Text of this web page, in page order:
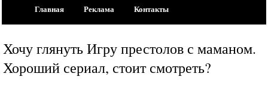
Главная Реклама Контакты
Хочу глянуть Игру престолов с маманом.
Хороший сериал, стоит смотреть?